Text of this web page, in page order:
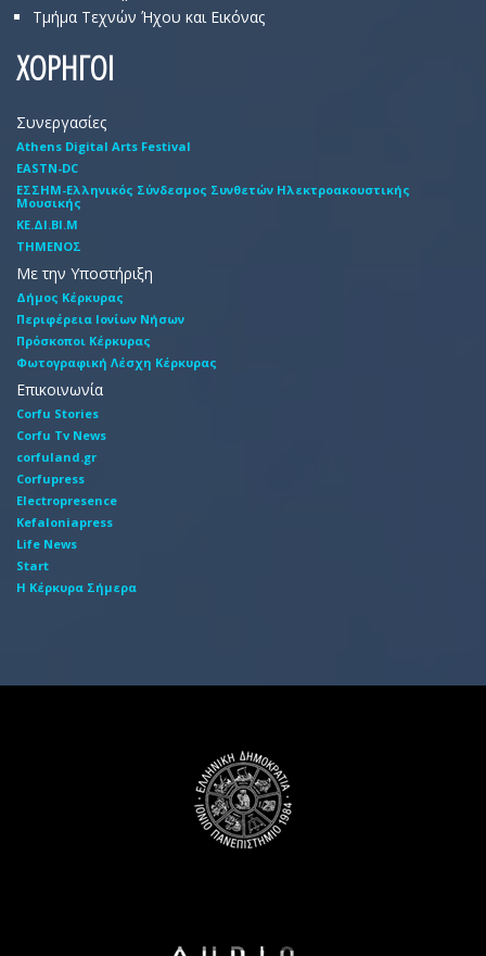
Τμήμα Τεχνών Ήχου και Εικόνας
ΧΟΡΗΓΟΙ
Συνεργασίες
Athens Digital Arts Festival
EASTN-DC
EΣΣHM-Eλληνικός Σύνδεσμος Συνθετών Hλεκτροακουστικής
Mουσικής
ΚΕ.ΔΙ.ΒΙ.Μ
ΤΗΜΕΝΟΣ
Με την Υποστήριξη
Δήμος Κέρκυρας
Περιφέρεια Ιονίων Νήσων
Πρόσκοποι Κέρκυρας
Φωτογραφική Λέσχη Κέρκυρας
Επικοινωνία
Corfu Stories
Corfu Tv News
corfuland.gr
Corfupress
Electropresence
Kefaloniapress
Life News
Start
Η Κέρκυρα Σήμερα